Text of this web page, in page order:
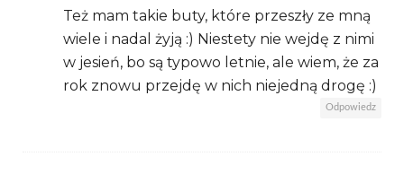
Też mam takie buty, które przeszły ze mną
wiele i nadal żyją :) Niestety nie wejdę z nimi
w jesień, bo są typowo letnie, ale wiem, że za
rok znowu przejdę w nich niejedną drogę :)
Odpowiedz